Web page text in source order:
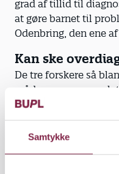
Samtykke
grad af tillid til
at gøre barnet til
Odenbring, den ene
Kan ske
De tre forskere så
måde, som
på som for eksempel
forklare situationer,
eller havner i